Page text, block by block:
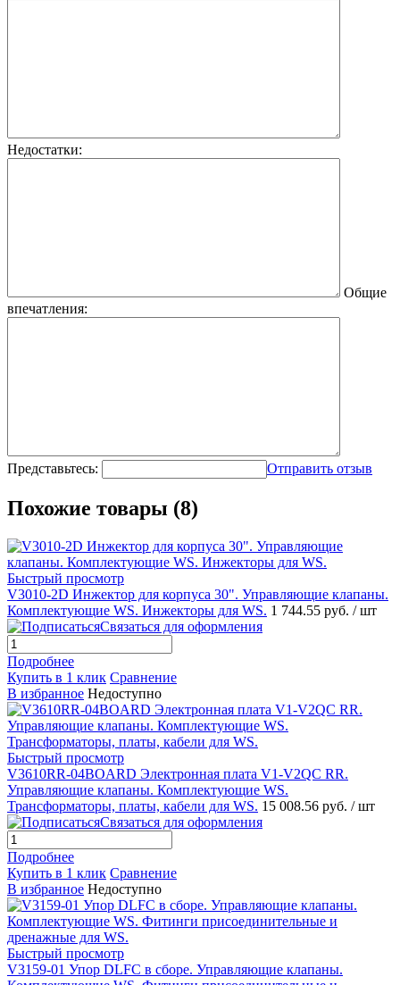
Недостатки:
Общие
впечатления:
Представьтесь: Отправить отзыв
Похожие товары (8)
Быстрый просмотр
V3010-2D Инжектор для корпуса 30". Управляющие клапаны.
Комплектующие WS. Инжекторы для WS. 1 744.55 руб. / шт
Связаться для оформления
Подробнее
Купить в 1 клик Сравнение
В избранное Недоступно
Быстрый просмотр
V3610RR-04BOARD Электронная плата V1-V2QC RR.
Управляющие клапаны. Комплектующие WS.
Трансформаторы, платы, кабели для WS. 15 008.56 руб. / шт
Связаться для оформления
Подробнее
Купить в 1 клик Сравнение
В избранное Недоступно
Быстрый просмотр
V3159-01 Упор DLFC в сборе. Управляющие клапаны.